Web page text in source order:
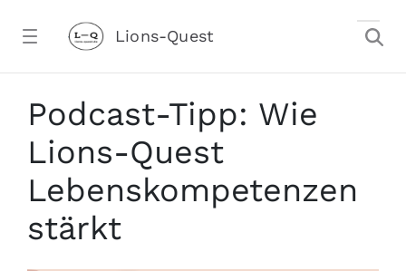
Lions-Quest
Podcast-Tipp: Wie
Lions-Quest
Lebenskompetenzen
stärkt